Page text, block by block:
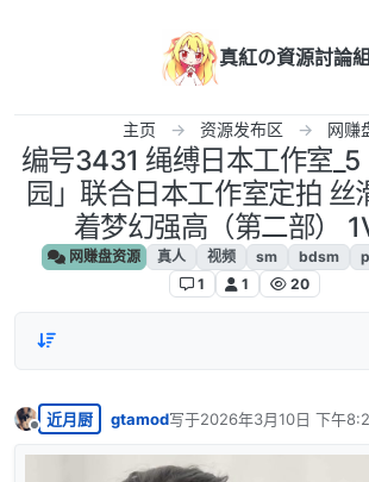
真紅の資源討論組
主页 资源发布区 网赚
编号3431 绳缚日本工作室
园」联合日本工作室定拍 丝
着梦幻强高（第二部）
网赚盘资源 真人 视频 sm bdsm
1
1 20
离线
近月厨 gtamod写于2026年3月10日 下午
最后由 编辑